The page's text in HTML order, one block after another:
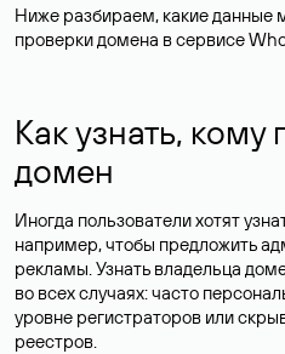
Ниже разбираем, какие данные
проверки домена в сервисе
Как узнать,
домен
Иногда пользователи хотят
например, чтобы предложить
рекламы. Узнать владельца
во всех случаях: часто
уровне регистраторов или
реестров.